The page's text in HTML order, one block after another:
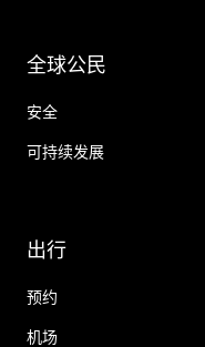
全球公民
安全
可持续发展
出行
预约
机场